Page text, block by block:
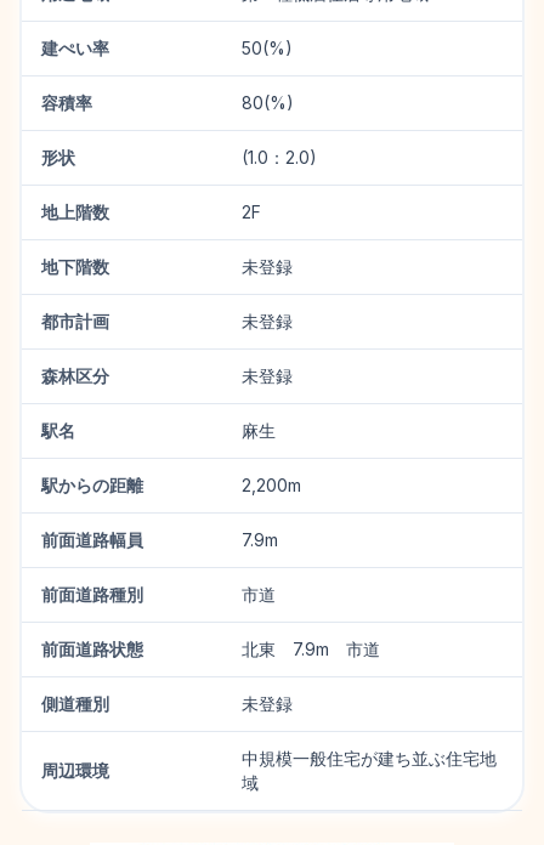
建ぺい率 50(%)
容積率 80(%)
形状 (1.0：2.0)
地上階数 2F
地下階数 未登録
都市計画 未登録
森林区分 未登録
駅名 麻生
駅からの距離 2,200m
前面道路幅員 7.9m
前面道路種別 市道
前面道路状態 北東 7.9m 市道
側道種別 未登録
周辺環境
中規模一般住宅が建ち並ぶ住宅地
域